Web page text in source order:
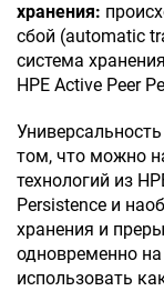
хранения:
сбой (automatic
система
HPE Active Peer
том, что можно
технологий из
Persistence и
хранения и
одновременно
использовать